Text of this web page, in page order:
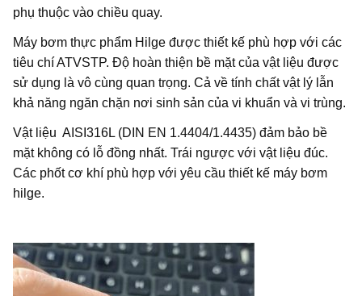
phụ thuộc vào chiều quay.
Máy bơm thực phẩm Hilge được thiết kế phù hợp với các
tiêu chí ATVSTP. Độ hoàn thiện bề mặt của vật liệu được
sử dụng là vô cùng quan trọng. Cả về tính chất vật lý lẫn
khả năng ngăn chặn nơi sinh sản của vi khuẩn và vi trùng.
Vật liệu AISI316L (DIN EN 1.4404/1.4435) đảm bảo bề
mặt không có lỗ đồng nhất. Trái ngược với vật liệu đúc.
Các phốt cơ khí phù hợp với yêu cầu thiết kế máy bơm
hilge.